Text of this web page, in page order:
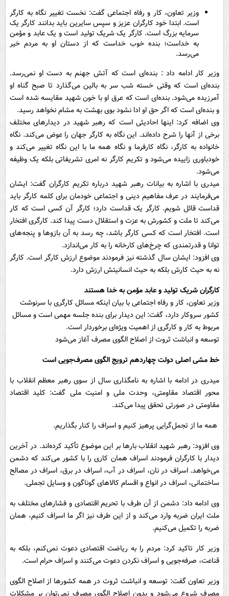
وزیر تعاون، کار و رفاه اجتماعی گفت: نخست تغییر نگاه به کارگر
است. ابتدا خود کارگران عزیز و سپس سایرین باید بدانند کارگر یک
سرمایه بزرگ است. کارگر یک شریک تولید است و یک عابد و مؤمن
به خداست؛ بنده خوب خداست که از دستان او به مردم خیر
می‌رسد.
وزیر کار ادامه داد : بنده‌ای است که آتش جهنم به دست او نمی‌رسد.
بنده‌ای است که وقتی خسته شب سر به بالین می‌گذارد تا صبح گناه او
آمرزیده می‌شود. بنده‌ای است که عرق او با خون شهید مقایسه شده است
و بنده‌ای است که اگر حق او ادا نشود بوی بهشت به مشام نخواهد رسید.
وی اضافه کرد: اینها احادیثی است که رهبر شهید در دیدارهای مختلف
برخی از آنها را شرح داده‌اند. این نگاه به کارگر جهان را عوض می‌کند. نگاه
خانواده به کارگر، نگاه کارفرما و نگاه همه ما با این نگاه تغییر می‌کند و
خودباوری زاییده می‌شود و تکریم کارگر نه امری تشریفاتی بلکه یک وظیفه
می‌شود.
میدری با اشاره به بیانات رهبر شهید درباره تکریم کارگران گفت: ایشان
می‌فرمایند در عرف مفاهیم دینی و اجتماعی خودمان برای کلمه کارگر باید
قداست قائل شویم. کارگر یک قداست دارد؛ کارگر آن کسی است که کار
می‌کند تا ملت و کشورش به عزت و استقلال دست پیدا کند. کارگری افتخار
است. افتخار است که کسی کارگر باشد، چه رسد به آن بازوها و پنجه‌های
توانا و قدرتمندی که چرخ‌های کارخانه را به کار می‌اندازد.
وی افزود: ایشان سال گذشته نیز فرمودند موضوع ارزش کارگر است. کارگر
نه به حیث کارش بلکه به حیث انسانیتش ارزش دارد.
کارگران شریک تولید و عابد مؤمن به خدا هستند
وزیر تعاون، کار و رفاه اجتماعی با بیان اینکه مسائل کارگری با سرنوشت
کشور سروکار دارد، گفت: این دیدار برای بنده جلسه مهمی است و مسائل
مربوط به کار و کارگری از اهمیت ویژه‌ای برخوردار است.
توسعه و انباشت ثروت از اصلاح الگوی مصرف آغاز می‌شود
خط مشی اصلی دولت چهاردهم ترویج الگوی مصرف‌جویی است
میدری در ادامه با اشاره به نامگذاری سال از سوی رهبر معظم انقلاب با
محور اقتصاد مقاومتی، وحدت ملی و امنیت ملی گفت: کلید اقتصاد
مقاومتی در صورتی تحقق پیدا می‌کند.
همه ما از تجمل‌گرایی پرهیز کنیم و اسراف را کنار بگذاریم.
وی افزود: رهبر شهید انقلاب بارها بر این موضوع تأکید کرده‌اند. در آخرین
دیدار با کارگران فرمودند اسراف همان کاری را با کشور می‌کند که دشمن
می‌خواهد. اسراف در نان، اسراف در آب، اسراف در برق، اسراف در مصالح
ساختمانی، اسراف در انواع و اقسام کالاهای گوناگون و وسایل تجملی.
وی ادامه داد: دشمن از آن طرف با تحریم اقتصادی و فشارهای مختلف به
ملت ایران ضربه وارد می‌کند و از این طرف نیز اگر ما اسراف کنیم، همان
ضربه را تکمیل می‌کنیم.
وزیر کار تاکید کرد: مردم را به ریاضت اقتصادی دعوت نمی‌کنم، بلکه به
قناعت، صرفه‌جویی و اسراف نکردن دعوت می‌کنند و اسراف حرام است.
وزیر تعاون گفت: توسعه و انباشت ثروت در همه کشورها از اصلاح الگوی
مصرف شروع می‌شود و بدون اصلاح الگوی مصرف نمی‌توان بر مشکلات